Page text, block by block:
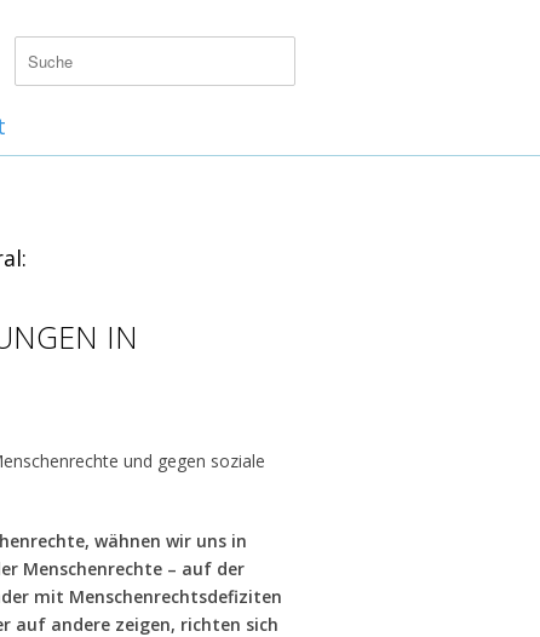
IN
und gegen soziale
wähnen wir uns in
Menschenrechte – auf der
mit Menschenrechtsdefiziten
auf andere zeigen, richten sich